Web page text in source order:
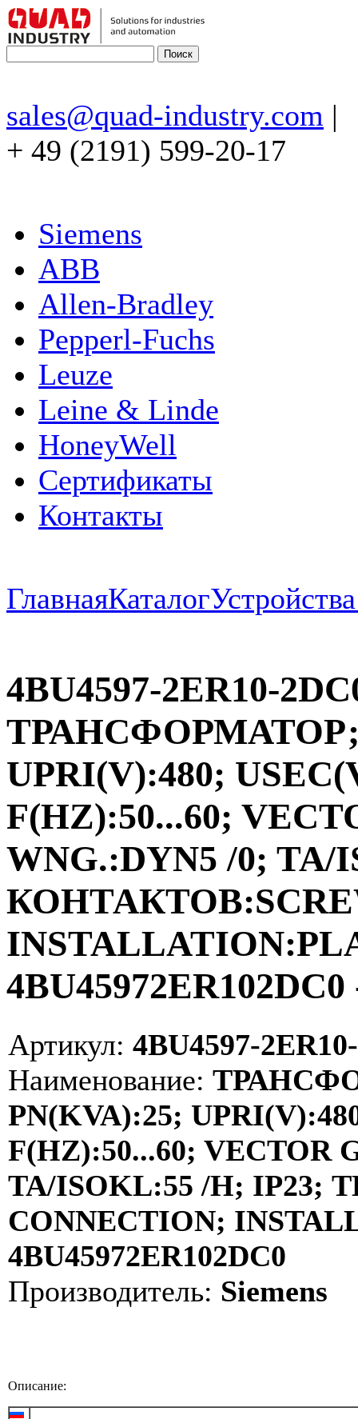
sales@quad-industry.com |
+ 49 (2191) 599-20-17
Siemens
ABB
Allen-Bradley
Pepperl-Fuchs
Leuze
Leine & Linde
HoneyWell
Сертификаты
Контакты
ГлавнаяКаталог
4BU4597-2ER10-
UPRI(V):480;
F(HZ):50...60;
WNG.:DYN5 /0;
Артикул: 4BU4597-
Наименование:
PN(KVA):25;
F(HZ):50...60; VECTOR
TA/ISOKL:55 /H;
CONNECTION;
4BU45972ER102DC0
Производитель: Siemens
Описание: